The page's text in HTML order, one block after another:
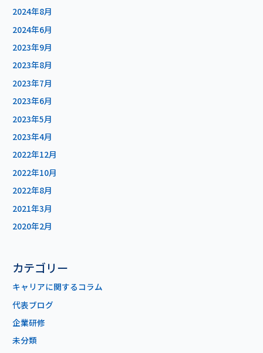
2024年8月
2024年6月
2023年9月
2023年8月
2023年7月
2023年6月
2023年5月
2023年4月
2022年12月
2022年10月
2022年8月
2021年3月
2020年2月
カテゴリー
キャリアに関するコラム
代表ブログ
企業研修
未分類